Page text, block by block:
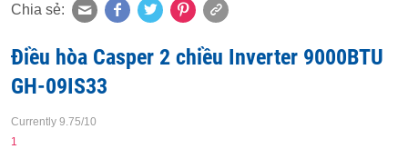
Chia sẻ:
Điều hòa Casper 2 chiều Inverter 9000BTU
GH-09IS33
Currently 9.75/10
1